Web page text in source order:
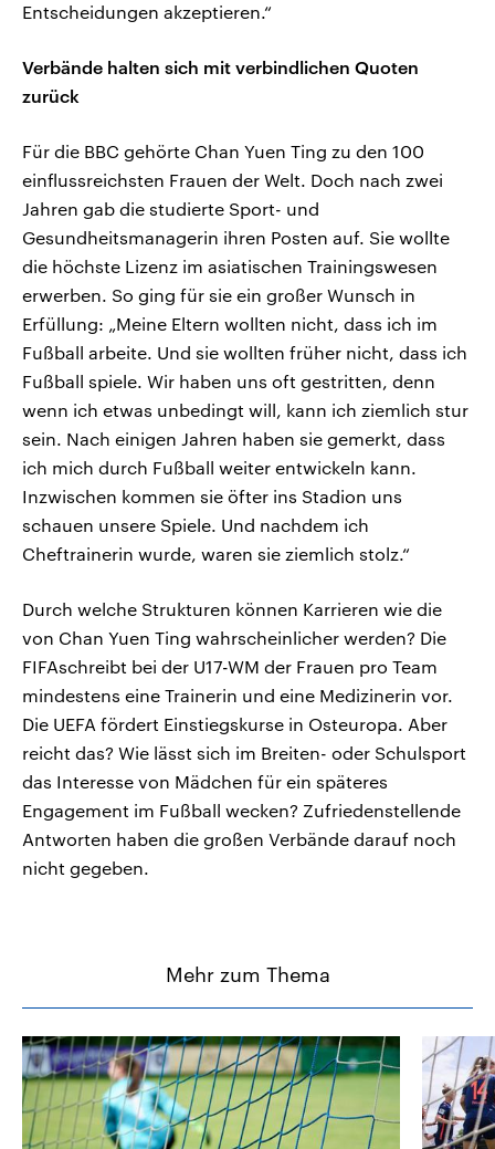
Entscheidungen akzeptieren.“
Verbände halten sich mit verbindlichen Quoten
zurück
Für die BBC gehörte Chan Yuen Ting zu den 100
einflussreichsten Frauen der Welt. Doch nach zwei
Jahren gab die studierte Sport- und
Gesundheitsmanagerin ihren Posten auf. Sie wollte
die höchste Lizenz im asiatischen Trainingswesen
erwerben. So ging für sie ein großer Wunsch in
Erfüllung: „Meine Eltern wollten nicht, dass ich im
Fußball arbeite. Und sie wollten früher nicht, dass ich
Fußball spiele. Wir haben uns oft gestritten, denn
wenn ich etwas unbedingt will, kann ich ziemlich stur
sein. Nach einigen Jahren haben sie gemerkt, dass
ich mich durch Fußball weiter entwickeln kann.
Inzwischen kommen sie öfter ins Stadion uns
schauen unsere Spiele. Und nachdem ich
Cheftrainerin wurde, waren sie ziemlich stolz.“
Durch welche Strukturen können Karrieren wie die
von Chan Yuen Ting wahrscheinlicher werden? Die
FIFAschreibt bei der U17-WM der Frauen pro Team
mindestens eine Trainerin und eine Medizinerin vor.
Die UEFA fördert Einstiegskurse in Osteuropa. Aber
reicht das? Wie lässt sich im Breiten- oder Schulsport
das Interesse von Mädchen für ein späteres
Engagement im Fußball wecken? Zufriedenstellende
Antworten haben die großen Verbände darauf noch
nicht gegeben.
Mehr zum Thema